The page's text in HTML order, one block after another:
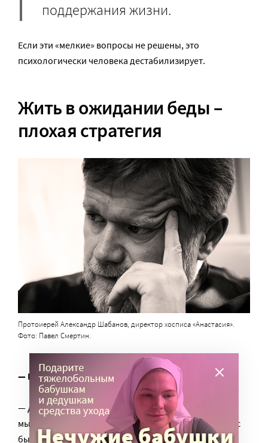
поддержания жизни.
Если эти «мелкие» вопросы не решены, это
психологически человека дестабилизирует.
Жить в ожидании беды –
плохая стратегия
Протоиерей Александр Шабанов, директор хосписа «Анастасия».
Фото: Павел Смертин.
— Ваш хоспис ощутил финансовые трудности?
— До того, как возникла вся эта ситуация с ковидом,
мы успели расшириться. Если осенью 2019 года у нас
был один врач и две медсестры, сейчас – восемь